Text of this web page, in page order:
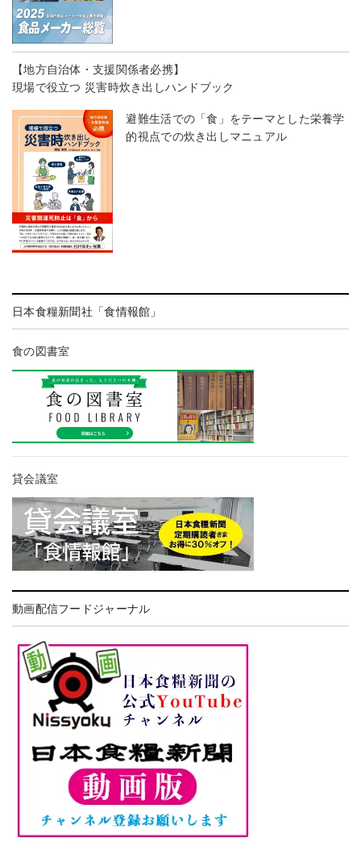
【地方自治体・支援関係者必携】
現場で役立つ 災害時炊き出しハンドブック
避難生活での「食」をテーマとした栄養学
的視点での炊き出しマニュアル
日本食糧新聞社「食情報館」
食の図書室
貸会議室
動画配信フードジャーナル